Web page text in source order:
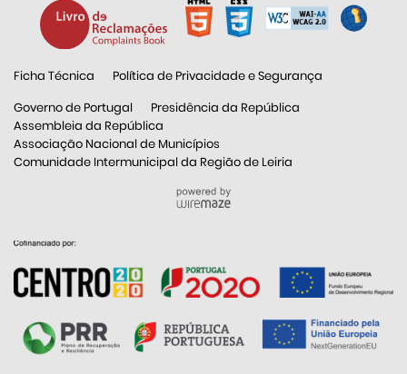
Ficha Técnica
Política de Privacidade e Segurança
Governo de Portugal
Presidência da República
Assembleia da República
Associação Nacional de Municípios
Comunidade Intermunicipal da Região de Leiria